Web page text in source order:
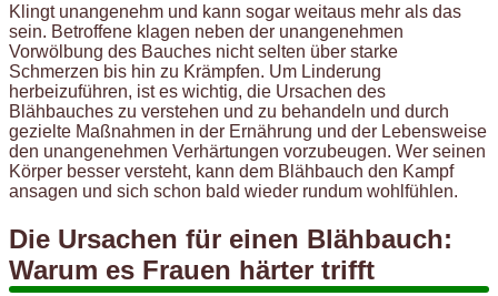
Klingt unangenehm und kann sogar weitaus mehr als das
sein. Betroffene klagen neben der unangenehmen
Vorwölbung des Bauches nicht selten über starke
Schmerzen bis hin zu Krämpfen. Um Linderung
herbeizuführen, ist es wichtig, die Ursachen des
Blähbauches zu verstehen und zu behandeln und durch
gezielte Maßnahmen in der Ernährung und der Lebensweise
den unangenehmen Verhärtungen vorzubeugen. Wer seinen
Körper besser versteht, kann dem Blähbauch den Kampf
ansagen und sich schon bald wieder rundum wohlfühlen.
Die Ursachen für einen Blähbauch:
Warum es Frauen härter trifft